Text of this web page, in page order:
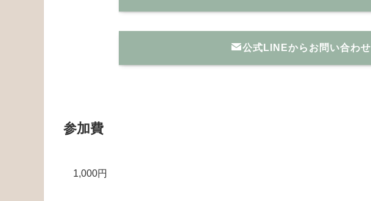
公式LINEからお問い合わせ
参加費
1,000円